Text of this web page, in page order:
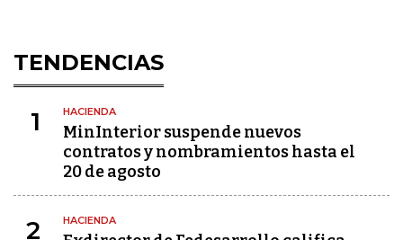
TENDENCIAS
1 HACIENDA
MinInterior suspende nuevos
contratos y nombramientos hasta el
20 de agosto
2 HACIENDA